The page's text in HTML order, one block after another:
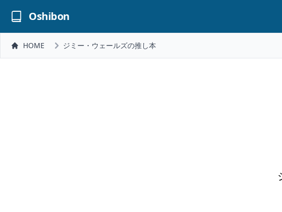
Oshibon
HOME ジミー・ウェールズの推し本